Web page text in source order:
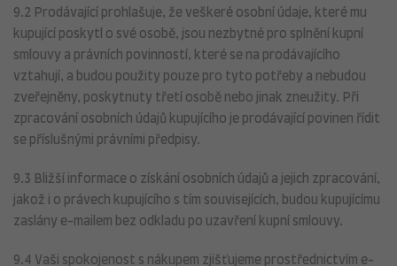
9.2 Prodávající prohlašuje, že veškeré osobní údaje, které mu
kupující poskytl o své osobě, jsou nezbytné pro splnění kupní
smlouvy a právních povinností, které se na prodávajícího
vztahují, a budou použity pouze pro tyto potřeby a nebudou
zveřejněny, poskytnuty třetí osobě nebo jinak zneužity. Při
zpracování osobních údajů kupujícího je prodávající povinen řídit
se příslušnými právními předpisy.
9.3 Bližší informace o získání osobních údajů a jejich zpracování,
jakož i o právech kupujícího s tím souvisejících, budou kupujícímu
zaslány e-mailem bez odkladu po uzavření kupní smlouvy.
9.4 Vaši spokojenost s nákupem zjišťujeme prostřednictvím e-